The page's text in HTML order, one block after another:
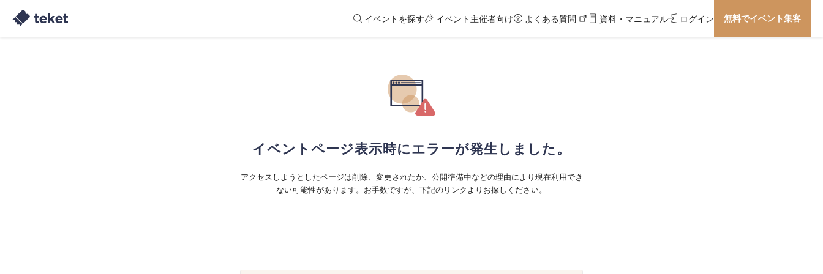
イベントを探す イベント主催者向け よくある質問 資料・マニュアル ログイン 無料でイベント集客
イベントページ表示時にエラーが発生しました。
アクセスしようとしたページは削除、変更されたか、公開準備中などの理由により現在利用でき
ない可能性があります。お手数ですが、下記のリンクよりお探しください。